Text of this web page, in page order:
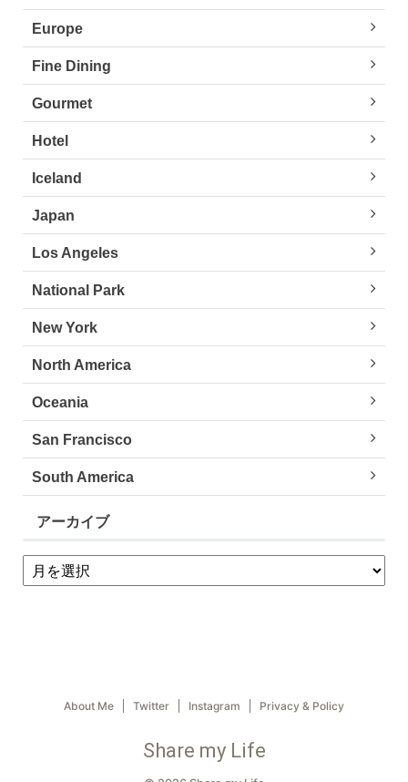
Europe
Fine Dining
Gourmet
Hotel
Iceland
Japan
Los Angeles
National Park
New York
North America
Oceania
San Francisco
South America
アーカイブ
About Me Twitter Instagram Privacy & Policy
Share my Life